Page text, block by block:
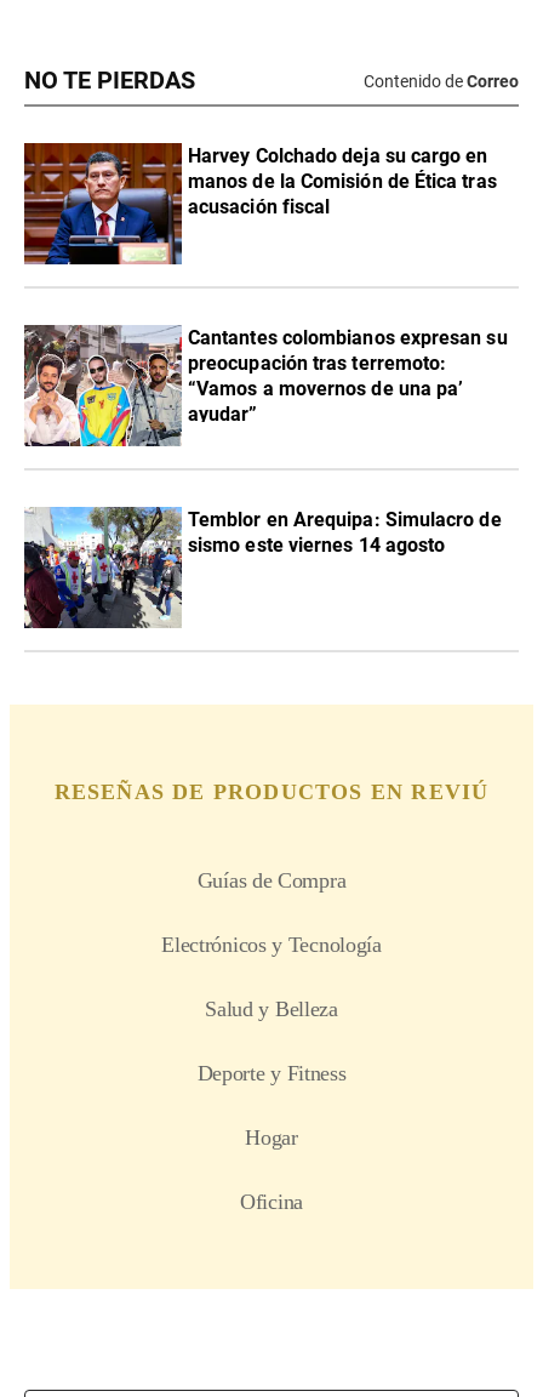
NO TE PIERDAS Contenido deCorreo
Harvey Colchado deja su cargo en
manos de la Comisión de Ética tras
acusación fiscal
Cantantes colombianos expresan su
preocupación tras terremoto:
“Vamos a movernos de una pa’
ayudar”
Temblor en Arequipa: Simulacro de
sismo este viernes 14 agosto